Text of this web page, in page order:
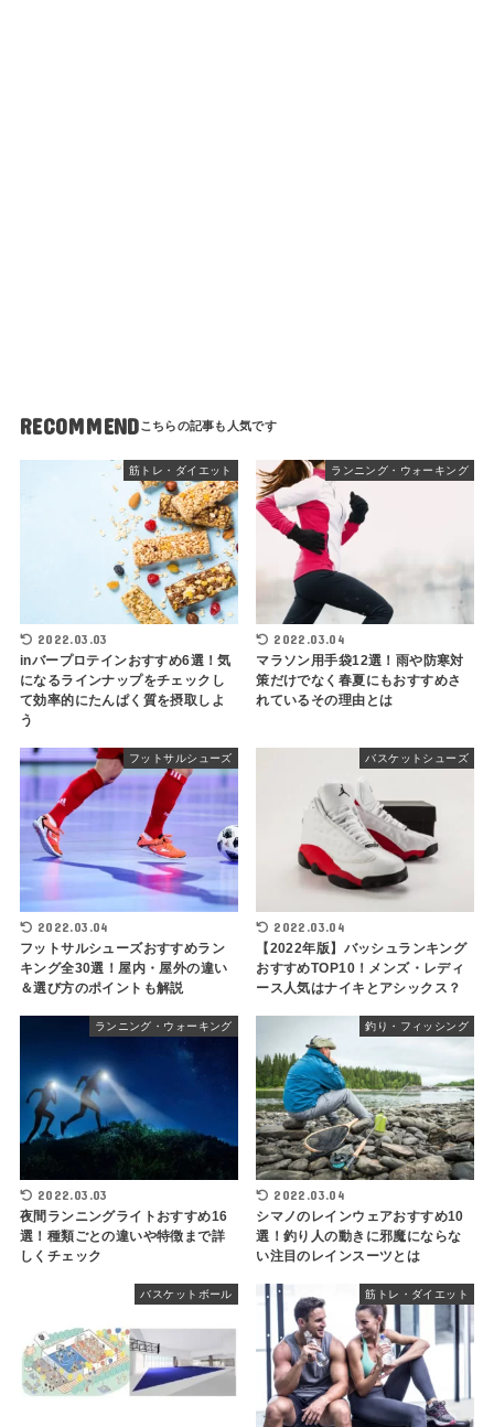
RECOMMEND
筋トレ・ダイエット
2022.03.03
inバープロテインおすすめ6選！気
になるラインナップをチェックし
て効率的にたんぱく質を摂取しよ
う
ランニング・ウォーキング
2022.03.04
マラソン用手袋12選！雨や防寒対
策だけでなく春夏にもおすすめさ
れているその理由とは
フットサルシューズ
2022.03.04
フットサルシューズおすすめラン
キング全30選！屋内・屋外の違い
＆選び方のポイントも解説
バスケットシューズ
2022.03.04
【2022年版】バッシュランキング
おすすめTOP10！メンズ・レディ
ース人気はナイキとアシックス？
ランニング・ウォーキング
2022.03.03
夜間ランニングライトおすすめ16
選！種類ごとの違いや特徴まで詳
しくチェック
釣り・フィッシング
2022.03.04
シマノのレインウェアおすすめ10
選！釣り人の動きに邪魔にならな
い注目のレインスーツとは
バスケットボール 筋トレ・ダイエット